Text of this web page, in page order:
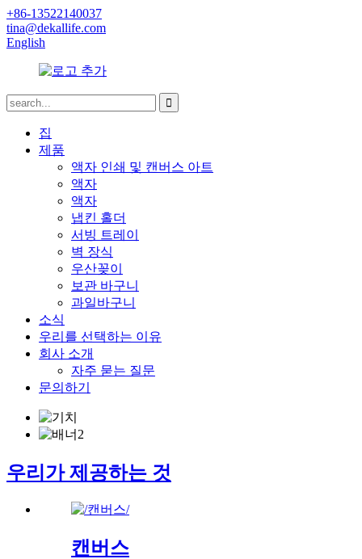
+86-13522140037
tina@dekallife.com
English
집
제품
액자 인쇄 및 캔버스 아트
액자
액자
냅킨 홀더
서빙 트레이
벽 장식
우산꽂이
보관 바구니
과일바구니
소식
우리를 선택하는 이유
회사 소개
자주 묻는 질문
문의하기
우리가 제공하는 것
캔버스